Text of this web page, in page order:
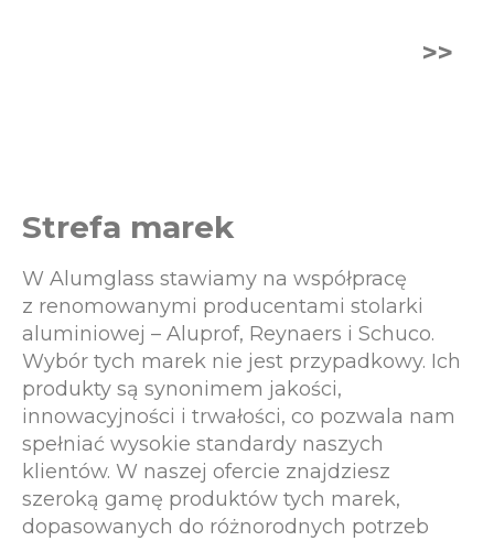
>>
Strefa marek
W Alumglass stawiamy na współpracę
z renomowanymi producentami stolarki
aluminiowej – Aluprof, Reynaers i Schuco.
Wybór tych marek nie jest przypadkowy. Ich
produkty są synonimem jakości,
innowacyjności i trwałości, co pozwala nam
spełniać wysokie standardy naszych
klientów. W naszej ofercie znajdziesz
szeroką gamę produktów tych marek,
dopasowanych do różnorodnych potrzeb